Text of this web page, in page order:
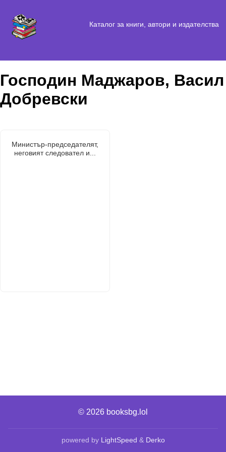
Каталог за книги, автори и издателства
Господин Маджаров, Васил
Добревски
Министър-председателят,
неговият следовател и...
© 2026 booksbg.lol
powered by LightSpeed & Derko